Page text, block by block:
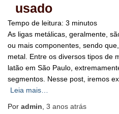
usado
Tempo de leitura: 3 minutos
As ligas metálicas, geralmente,
ou mais componentes, sendo
metal. Entre os diversos tipos de
latão em São Paulo,
segmentos. Nesse post, iremos
Leia mais…
Por admin 3 anos atrás